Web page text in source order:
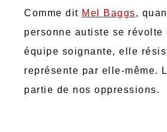
Comme dit Mel Baggs,
personne autiste se révolte
équipe soignante, elle
représente par elle-même.
partie de nos oppressions.